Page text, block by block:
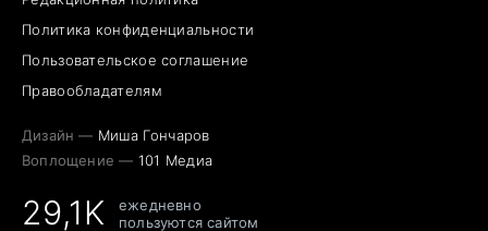
Политика конфиденциальности
Пользовательское соглашение
Правообладателям
Дизайн — Миша Гончаров
Воплощение — 101 Медиа
29,1K
ежедневно
пользуются сайтом